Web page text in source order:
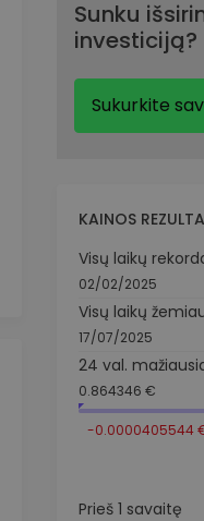
Sunku
investiciją?
Sukurkite
KAINOS
Visų laikų
02/02/2025
Visų laikų
17/07/2025
24 val.
0.864346 €
-0.0000405544
Prieš 1 savaitę